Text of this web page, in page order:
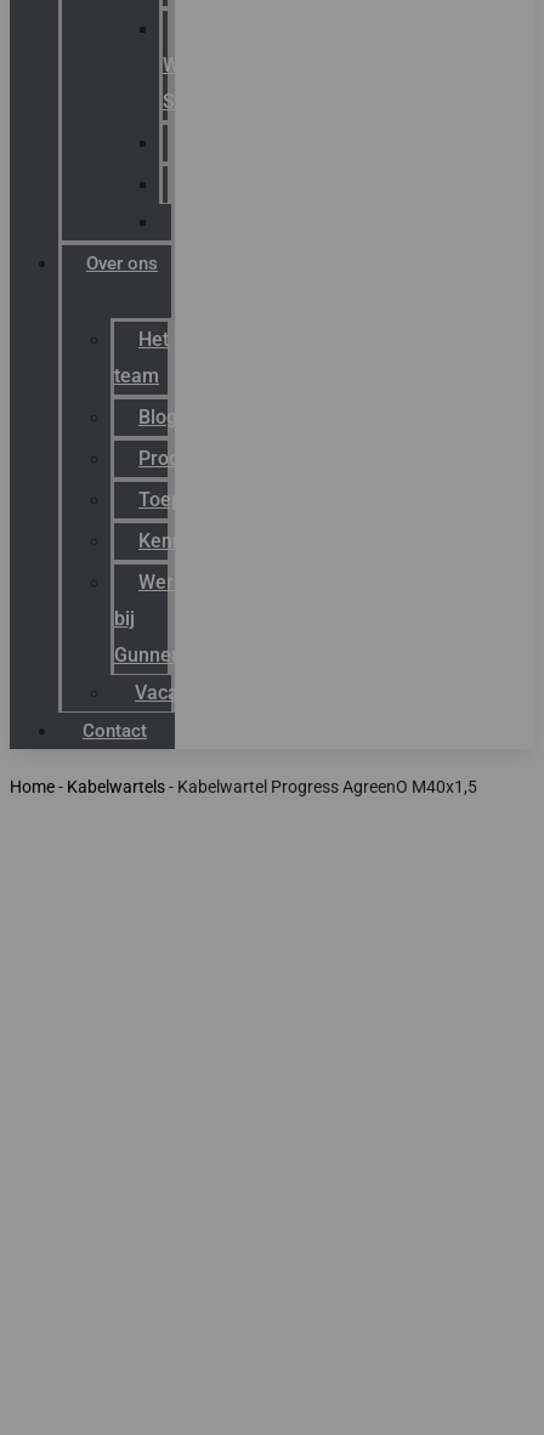
Warning
Signals
Over ons
Het
team
Blog
Productnieuws
Toepassingen
Kenniscentrum
Werken
bij
Gunneman
Vacatures
Contact
Home- Kabelwartels- Kabelwartel Progress AgreenO M40x1,5